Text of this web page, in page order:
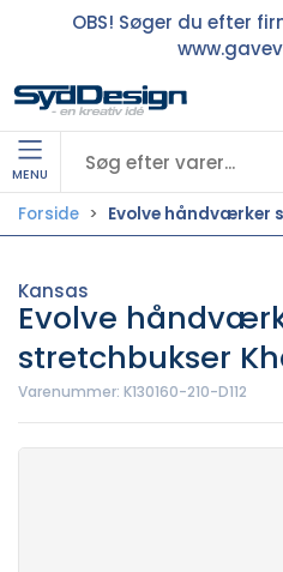
OBS! Søger du efter
MENU
Forside Evolve håndværker
Kansas
Evolve
stretchbukser
Varenummer: K130160-210-D112